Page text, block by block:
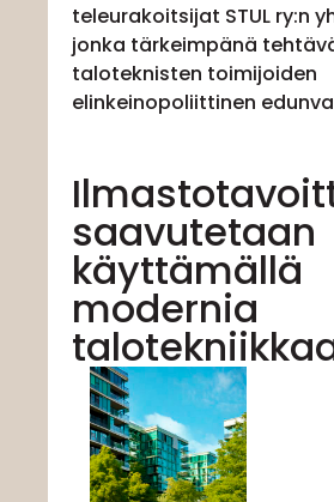
teleurakoitsijat STUL ry:n
jonka tärkeimpänä
taloteknisten toimijoiden
elinkeinopoliittinen
saavutetaan
käyttämällä
modernia